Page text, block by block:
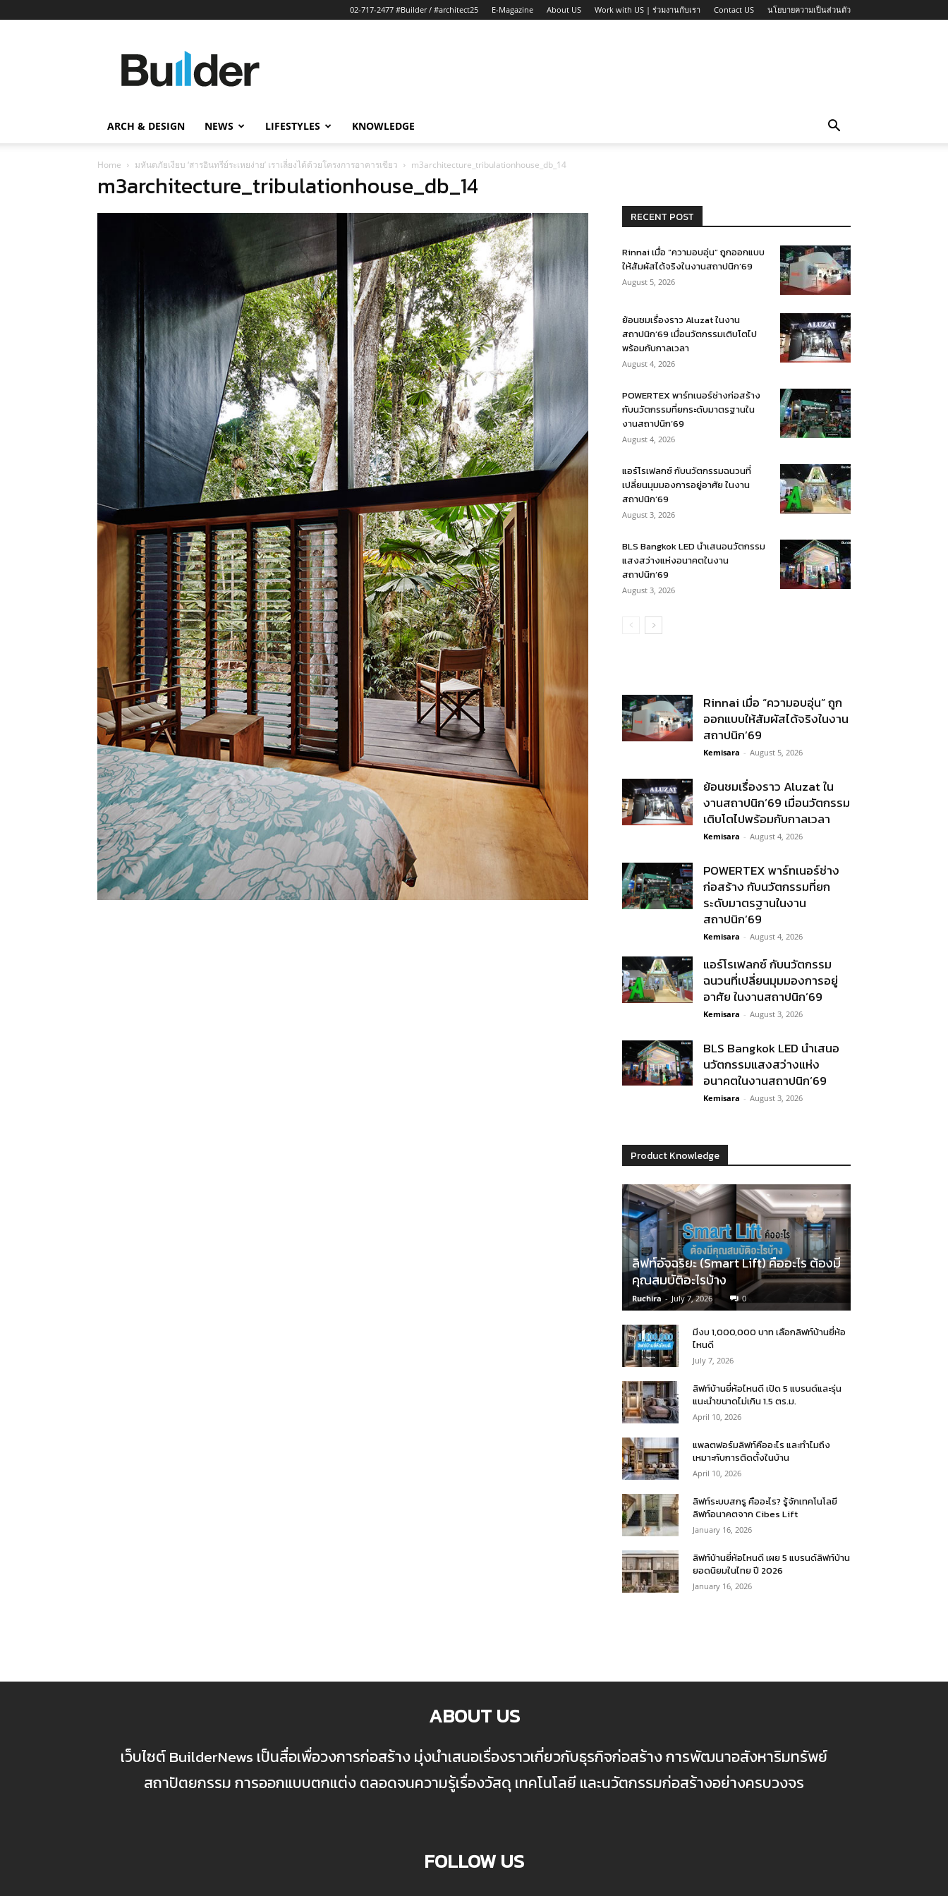
02-717-2477 #Builder / #architect25 E-Magazine About US Work with US | ร่วมงานกับเรา Contact US นโยบายความเป็นส่วนตัว
ข่าว
ก่อสร้าง
ARCH & DESIGN NEWS LIFESTYLES KNOWLEDGE
Home มหันตภัยเงียบ ‘สารอินทรีย์ระเหยง่าย’ เราเลี่ยงได้ด้วยโครงการอาคารเขียว m3architecture_tribulationhouse_db_14
m3architecture_tribulationhouse_db_14
RECENT POST
Rinnai เมื่อ “ความอบอุ่น” ถูกออกแบบ
ให้สัมผัสได้จริงในงานสถาปนิก’69
August 5, 2026
ย้อนชมเรื่องราว Aluzat ในงาน
สถาปนิก’69 เมื่อนวัตกรรมเติบโตไป
พร้อมกับกาลเวลา
August 4, 2026
POWERTEX พาร์ทเนอร์ช่างก่อสร้าง
กับนวัตกรรมที่ยกระดับมาตรฐานใน
งานสถาปนิก’69
August 4, 2026
แอร์โรเฟลกซ์ กับนวัตกรรมฉนวนที่
เปลี่ยนมุมมองการอยู่อาศัย ในงาน
สถาปนิก’69
August 3, 2026
BLS Bangkok LED นำเสนอนวัตกรรม
แสงสว่างแห่งอนาคตในงาน
สถาปนิก’69
August 3, 2026
Rinnai เมื่อ “ความอบอุ่น” ถูก
ออกแบบให้สัมผัสได้จริงในงาน
สถาปนิก’69
Kemisara - August 5, 2026
ย้อนชมเรื่องราว Aluzat ใน
งานสถาปนิก’69 เมื่อนวัตกรรม
เติบโตไปพร้อมกับกาลเวลา
Kemisara - August 4, 2026
POWERTEX พาร์ทเนอร์ช่าง
ก่อสร้าง กับนวัตกรรมที่ยก
ระดับมาตรฐานในงาน
สถาปนิก’69
Kemisara - August 4, 2026
แอร์โรเฟลกซ์ กับนวัตกรรม
ฉนวนที่เปลี่ยนมุมมองการอยู่
อาศัย ในงานสถาปนิก’69
Kemisara - August 3, 2026
BLS Bangkok LED นำเสนอ
นวัตกรรมแสงสว่างแห่ง
อนาคตในงานสถาปนิก’69
Kemisara - August 3, 2026
Product Knowledge
ลิฟท์อัจฉริยะ (Smart Lift) คืออะไร ต้องมี
คุณสมบัติอะไรบ้าง
Ruchira - July 7, 2026 0
มีงบ 1,000,000 บาท เลือกลิฟท์บ้านยี่ห้อ
ไหนดี
July 7, 2026
ลิฟท์บ้านยี่ห้อไหนดี เปิด 5 แบรนด์และรุ่น
แนะนำขนาดไม่เกิน 1.5 ตร.ม.
April 10, 2026
แพลตฟอร์มลิฟท์คืออะไร และทำไมถึง
เหมาะกับการติดตั้งในบ้าน
April 10, 2026
ลิฟท์ระบบสกรู คืออะไร? รู้จักเทคโนโลยี
ลิฟท์อนาคตจาก Cibes Lift
January 16, 2026
ลิฟท์บ้านยี่ห้อไหนดี เผย 5 แบรนด์ลิฟท์บ้าน
ยอดนิยมในไทย ปี 2026
January 16, 2026
ABOUT US
เว็บไซต์ BuilderNews เป็นสื่อเพื่อวงการก่อสร้าง มุ่งนำเสนอเรื่องราวเกี่ยวกับธุรกิจก่อสร้าง การพัฒนาอสังหาริมทรัพย์
สถาปัตยกรรม การออกแบบตกแต่ง ตลอดจนความรู้เรื่องวัสดุ เทคโนโลยี และนวัตกรรมก่อสร้างอย่างครบวงจร
FOLLOW US